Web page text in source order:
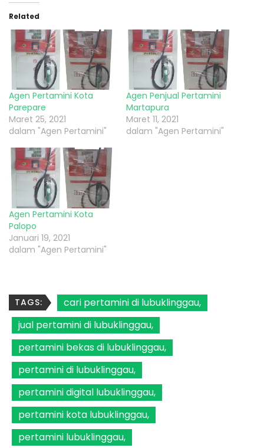
Related
Agen Pertamini Kota
Parepare
Maret 25, 2021
dalam "Agen Pertamini"
Agen Penjual Pertamini
Martapura
Maret 11, 2021
dalam "Agen Pertamini"
Agen Pertamini Kota
Palopo
Januari 19, 2021
dalam "Agen Pertamini"
TAGS:
cari pertamini di lubuklinggau
jual pertamini di lubuklinggau
pertamini bekas di lubuklinggau
pertamini di lubuklinggau
pertamini digital lubuklinggau
pertamini kota lubuklinggau
pertamini lubuklinggau